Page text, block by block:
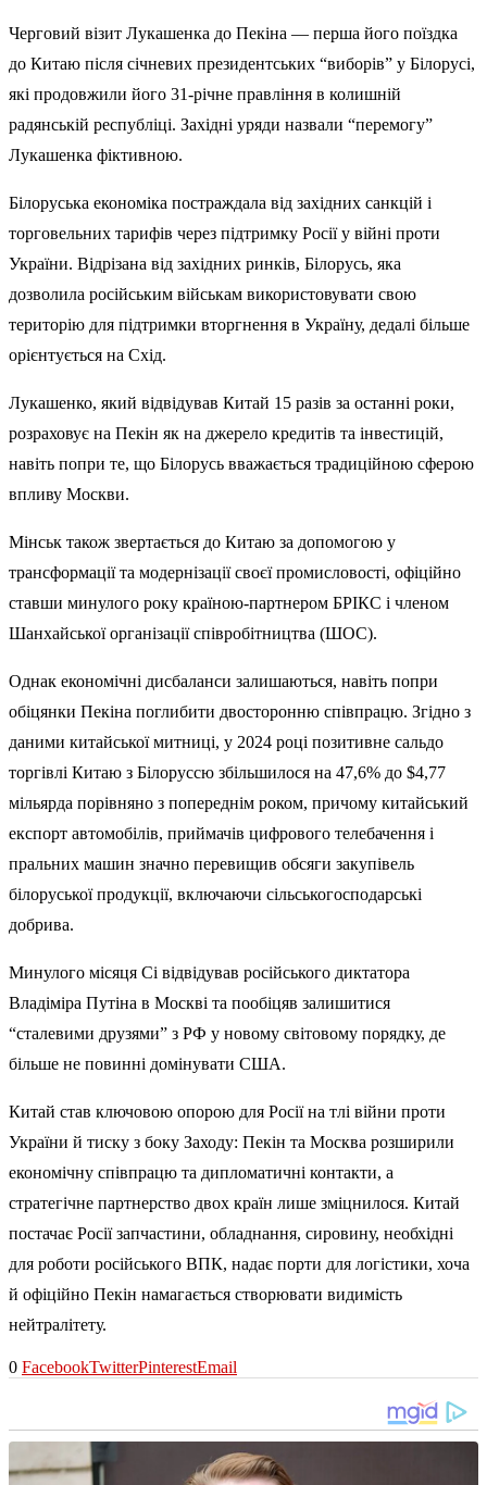
Черговий візит Лукашенка до Пекіна — перша його поїздка
до Китаю після січневих президентських “виборів” у Білорусі,
які продовжили його 31-річне правління в колишній
радянській республіці. Західні уряди назвали “перемогу”
Лукашенка фіктивною.
Білоруська економіка постраждала від західних санкцій і
торговельних тарифів через підтримку Росії у війні проти
України. Відрізана від західних ринків, Білорусь, яка
дозволила російським військам використовувати свою
територію для підтримки вторгнення в Україну, дедалі більше
орієнтується на Схід.
Лукашенко, який відвідував Китай 15 разів за останні роки,
розраховує на Пекін як на джерело кредитів та інвестицій,
навіть попри те, що Білорусь вважається традиційною сферою
впливу Москви.
Мінськ також звертається до Китаю за допомогою у
трансформації та модернізації своєї промисловості, офіційно
ставши минулого року країною-партнером БРІКС і членом
Шанхайської організації співробітництва (ШОС).
Однак економічні дисбаланси залишаються, навіть попри
обіцянки Пекіна поглибити двосторонню співпрацю. Згідно з
даними китайської митниці, у 2024 році позитивне сальдо
торгівлі Китаю з Білоруссю збільшилося на 47,6% до $4,77
мільярда порівняно з попереднім роком, причому китайський
експорт автомобілів, приймачів цифрового телебачення і
пральних машин значно перевищив обсяги закупівель
білоруської продукції, включаючи сільськогосподарські
добрива.
Минулого місяця Сі відвідував російського диктатора
Владіміра Путіна в Москві та пообіцяв залишитися
“сталевими друзями” з РФ у новому світовому порядку, де
більше не повинні домінувати США.
Китай став ключовою опорою для Росії на тлі війни проти
України й тиску з боку Заходу: Пекін та Москва розширили
економічну співпрацю та дипломатичні контакти, а
стратегічне партнерство двох країн лише зміцнилося. Китай
постачає Росії запчастини, обладнання, сировину, необхідні
для роботи російського ВПК, надає порти для логістики, хоча
й офіційно Пекін намагається створювати видимість
нейтралітету.
0 FacebookTwitterPinterestEmail